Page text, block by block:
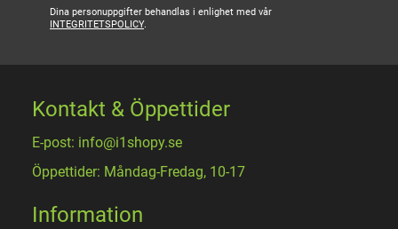
Dina personuppgifter behandlas i enlighet med vår
INTEGRITETSPOLICY.
Kontakt & Öppettider
E-post: info@i1shopy.se
Öppettider: Måndag-Fredag, 10-17
Information